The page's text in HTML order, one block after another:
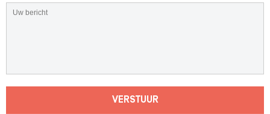
VERSTUUR